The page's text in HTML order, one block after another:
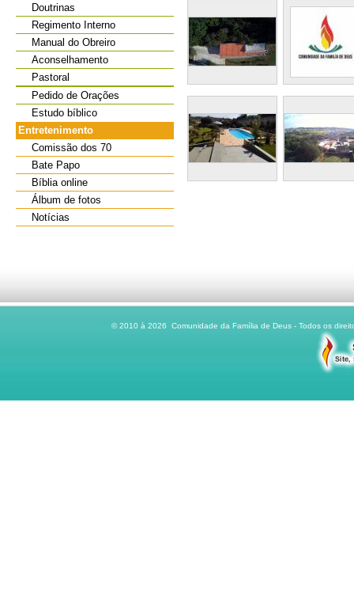
Doutrinas
Regimento Interno
Manual do Obreiro
Aconselhamento
Pastoral
Pedido de Orações
Estudo bíblico
Entretenimento
Comissão dos 70
Bate Papo
Bíblia online
Álbum de fotos
Notícias
© 2010 à 2026 Comunidade da Família de Deus - Todos os